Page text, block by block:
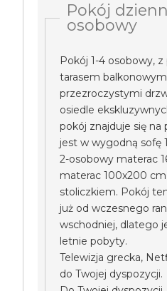
Pokój
osobowy
Pokój 1-4 osobowy,
tarasem
przezroczystymi
osiedle
pokój znajduje się na
jest w wygodną sofę
2-osobowy materac
materac 100x200
stoliczkiem. Pokój
już od wczesnego
wschodniej, dlatego
letnie pobyty.
Telewizja grecka,
do Twojej dyspozycji.